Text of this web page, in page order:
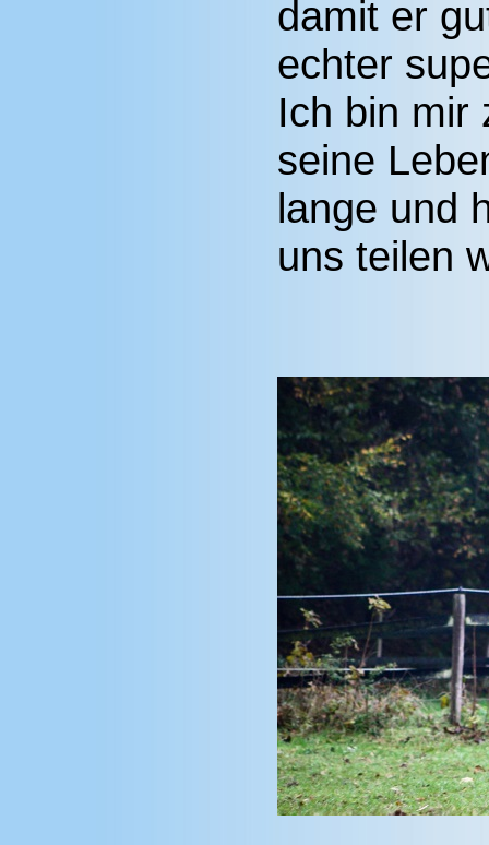
damit er
echter
Ich bin mir
seine
lange und
uns teilen